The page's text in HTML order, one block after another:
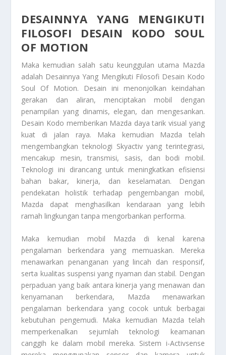
DESAINNYA YANG MENGIKUTI
FILOSOFI DESAIN KODO SOUL
OF MOTION
Maka kemudian salah satu keunggulan utama Mazda
adalah Desainnya Yang Mengikuti Filosofi Desain Kodo
Soul Of Motion. Desain ini menonjolkan keindahan
gerakan dan aliran, menciptakan mobil dengan
penampilan yang dinamis, elegan, dan mengesankan.
Desain Kodo memberikan Mazda daya tarik visual yang
kuat di jalan raya. Maka kemudian Mazda telah
mengembangkan teknologi Skyactiv yang terintegrasi,
mencakup mesin, transmisi, sasis, dan bodi mobil.
Teknologi ini dirancang untuk meningkatkan efisiensi
bahan bakar, kinerja, dan keselamatan. Dengan
pendekatan holistik terhadap pengembangan mobil,
Mazda dapat menghasilkan kendaraan yang lebih
ramah lingkungan tanpa mengorbankan performa.
Maka kemudian mobil Mazda di kenal karena
pengalaman berkendara yang memuaskan. Mereka
menawarkan penanganan yang lincah dan responsif,
serta kualitas suspensi yang nyaman dan stabil. Dengan
perpaduan yang baik antara kinerja yang menawan dan
kenyamanan berkendara, Mazda menawarkan
pengalaman berkendara yang cocok untuk berbagai
kebutuhan pengemudi. Maka kemudian Mazda telah
memperkenalkan sejumlah teknologi keamanan
canggih ke dalam mobil mereka. Sistem i-Activsense